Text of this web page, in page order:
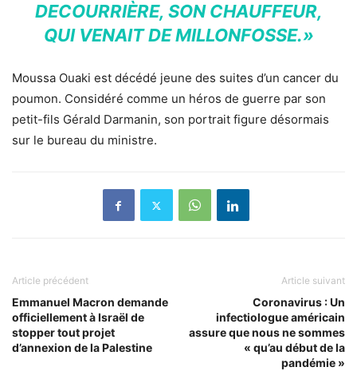
DECOURRIÈRE, SON CHAUFFEUR,
QUI VENAIT DE MILLONFOSSE.»
Moussa Ouaki est décédé jeune des suites d’un cancer du
poumon. Considéré comme un héros de guerre par son
petit-fils Gérald Darmanin, son portrait figure désormais
sur le bureau du ministre.
Article précédent
Emmanuel Macron demande
officiellement à Israël de
stopper tout projet
d’annexion de la Palestine
Article suivant
Coronavirus : Un
infectiologue américain
assure que nous ne sommes
« qu’au début de la
pandémie »